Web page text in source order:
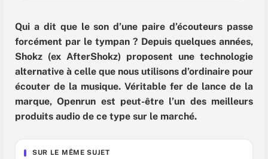
Qui a dit que le son d’une paire d’écouteurs passe
forcément par le tympan ? Depuis quelques années,
Shokz (ex AfterShokz) proposent une technologie
alternative à celle que nous utilisons d’ordinaire pour
écouter de la musique. Véritable fer de lance de la
marque, Openrun est peut-être l’un des meilleurs
produits audio de ce type sur le marché.
SUR LE MÊME SUJET